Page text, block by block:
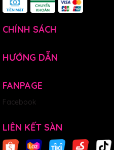
CHÍNH SÁCH
HƯỚNG DẪN
FANPAGE
Facebook
LIÊN KẾT SÀN